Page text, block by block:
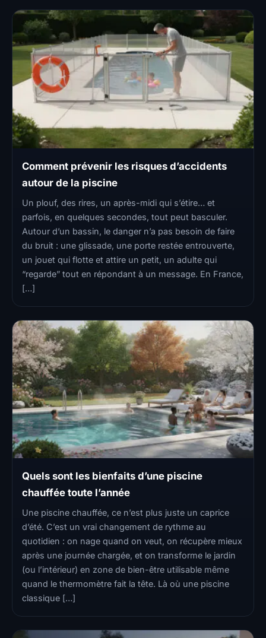
Comment prévenir les risques d’accidents
autour de la piscine
Un plouf, des rires, un après-midi qui s’étire… et
parfois, en quelques secondes, tout peut basculer.
Autour d’un bassin, le danger n’a pas besoin de faire
du bruit : une glissade, une porte restée entrouverte,
un jouet qui flotte et attire un petit, un adulte qui
“regarde” tout en répondant à un message. En France,
[…]
Quels sont les bienfaits d’une piscine
chauffée toute l’année
Une piscine chauffée, ce n’est plus juste un caprice
d’été. C’est un vrai changement de rythme au
quotidien : on nage quand on veut, on récupère mieux
après une journée chargée, et on transforme le jardin
(ou l’intérieur) en zone de bien-être utilisable même
quand le thermomètre fait la tête. Là où une piscine
classique […]